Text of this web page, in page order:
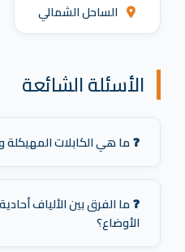
الساحل الشمالي
الأسئلة الشائعة
❓ ما هي الكابلات
والموصلات والمعدات التي
تضمن نقل بيانات موثوقًا،
المستقبلية.
❓ ما الفرق بين الألياف
الأوضاع؟